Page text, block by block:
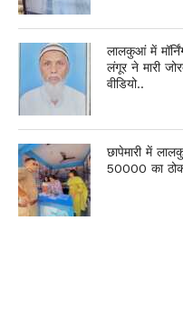
लालकुआं में
लंगूर ने मारी
वीडियो..
छापेमारी में
50000 का